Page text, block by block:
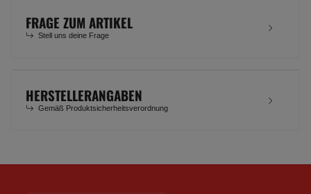
FRAGE ZUM ARTIKEL
Stell uns deine Frage
HERSTELLERANGABEN
Gemäß Produktsicherheitsverordnung